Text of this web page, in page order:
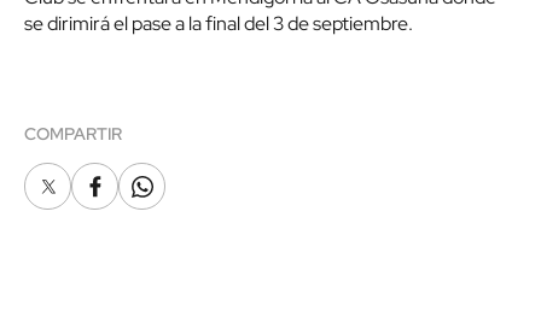
se dirimirá el pase a la final del 3 de septiembre.
COMPARTIR
X FacebookWhatsapp